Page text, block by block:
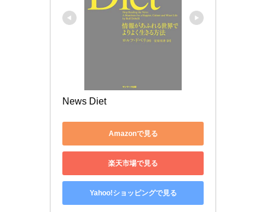
News Diet
Amazonで見る
楽天市場で見る
Yahoo!ショッピングで見る